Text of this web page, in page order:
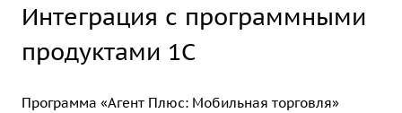
Интеграция с программными
продуктами 1С
Программа «Агент Плюс: Мобильная торговля»